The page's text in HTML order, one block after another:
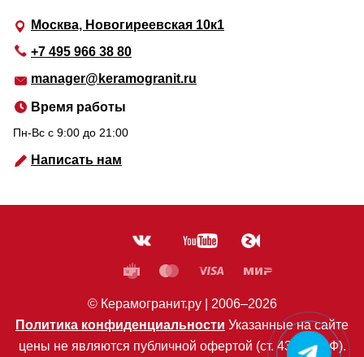
Москва, Новогиреевская 10к1
+7 495 966 38 80
manager@keramogranit.ru
Время работы
Пн-Вс c 9:00 до 21:00
Написать нам
© Керамогранит.ру | 2006–2026
Политика конфиденциальности Указанные на сайте
цены не являются публичной офертой (ст. 435 ГК РФ).